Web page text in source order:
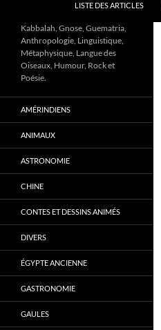
LISTE DES ARTICLES
Kabbalah, Gnose, Guematria,
Anthropologie, Linguistique,
Métaphysique, Langue des
Oiseaux, Humour, Rock et
Poésie.
AMÉRINDIENS
ANIMAUX
ASTRONOMIE
CHINE
CONTES ET DESSINS ANIMÉS
DIVERS
ÉGYPTE ANCIENNE
GASTRONOMIE
GAULES